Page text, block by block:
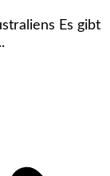
Es gibt